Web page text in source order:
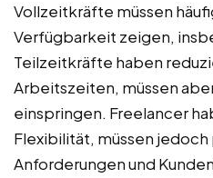
Vollzeitkräfte müssen
Verfügbarkeit zeigen,
Teilzeitkräfte haben
Arbeitszeiten, müssen
einspringen. Freelancer
Flexibilität, müssen
Anforderungen und